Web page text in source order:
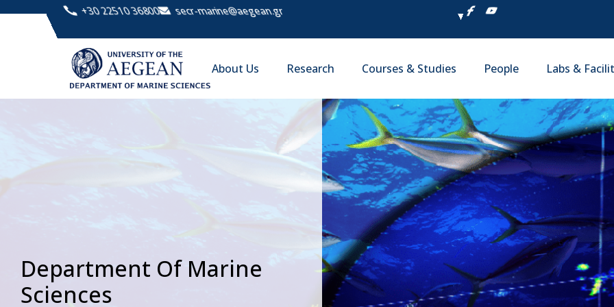
+30 22510 36800 secr-marine@aegean.gr
About Us Research Courses & Studies People Labs &
Department Of Marine
Sciences